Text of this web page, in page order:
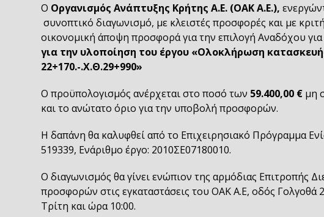
Ο Οργανισμός Ανάπτυξης ΚρήτηςA.E. (ΟAKA.E.),
συνοπτικό διαγωνισμό, με κλειστές προσφορές και με
οικονομική άποψη προσφορά για την επιλογή Αναδόχου
για την υλοποίηση του έργου «Ολοκλήρωση
22+170.-.Χ.Θ.29+990»
Ο προϋπολογισμός ανέρχεται στο ποσό των 59.400,00 € μη
και το ανώτατο όριο για την υποβολή προσφορών.
Η δαπάνη θα καλυφθεί από το Επιχειρησιακό Πρόγραμμα
519339, Ενάριθμο έργο: 2010ΣΕ07180010.
Ο διαγωνισμός θα γίνει ενώπιον της αρμόδιας Επιτροπής
προσφορών στις εγκαταστάσεις του ΟΑΚ Α.Ε, οδός
Τρίτη και ώρα 10:00.